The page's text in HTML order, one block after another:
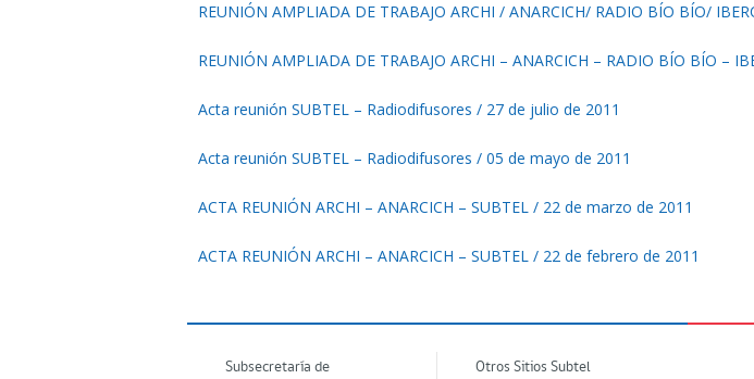
REUNIÓN AMPLIADA DE TRABAJO ARCHI / ANARCICH/ RADIO BÍO BÍO/
REUNIÓN AMPLIADA DE TRABAJO ARCHI – ANARCICH – RADIO BÍO BÍO –
Acta reunión SUBTEL – Radiodifusores / 27 de julio de 2011
Acta reunión SUBTEL – Radiodifusores / 05 de mayo de 2011
ACTA REUNIÓN ARCHI – ANARCICH – SUBTEL / 22 de marzo de 2011
ACTA REUNIÓN ARCHI – ANARCICH – SUBTEL / 22 de febrero de 2011
Subsecretaría de Otros Sitios Subtel